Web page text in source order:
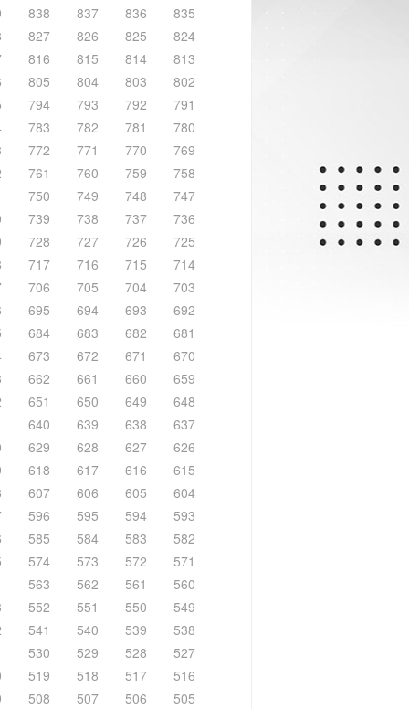
838 837 836
835
827 826 825
824
816 815 814
813
805 804 803
802
794 793 792
791
783 782 781
780
772 771 770
769
761 760 759
758
750 749 748
747
739 738 737
736
728 727 726
725
717 716 715
714
706 705 704
703
695 694 693
692
684 683 682
681
673 672 671
670
662 661 660
659
651 650 649
648
640 639 638
637
629 628 627
626
618 617 616
615
607 606 605
604
596 595 594
593
585 584 583
582
574 573 572
571
563 562 561
560
552 551 550
549
541 540 539
538
530 529 528
527
519 518 517
516
508 507 506 505